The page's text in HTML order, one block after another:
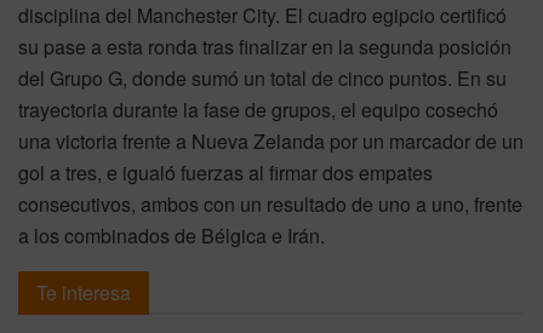
disciplina del Manchester City. El cuadro egipcio certificó
su pase a esta ronda tras finalizar en la segunda posición
del Grupo G, donde sumó un total de cinco puntos. En su
trayectoria durante la fase de grupos, el equipo cosechó
una victoria frente a Nueva Zelanda por un marcador de un
gol a tres, e igualó fuerzas al firmar dos empates
consecutivos, ambos con un resultado de uno a uno, frente
a los combinados de Bélgica e Irán.
Te interesa